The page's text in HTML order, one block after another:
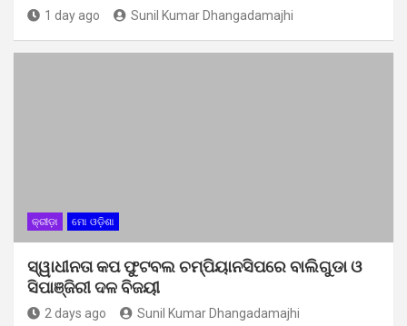
1 day ago Sunil Kumar Dhangadamajhi
କ୍ରୀଡ଼ା ମୋ ଓଡ଼ିଶା
ସ୍ୱାଧୀନତା କପ ଫୁଟବଲ ଚମ୍ପିୟାନସିପରେ ବାଲିଗୁଡା ଓ
ସିପାଞ୍ଜିରୀ ଦଳ ବିଜୟୀ
2 days ago Sunil Kumar Dhangadamajhi